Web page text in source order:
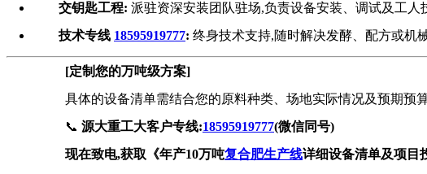
交钥匙工程: 派驻资深安装团队驻场,负责设备安装、调试及工人
技术专线 18595919777: 终身技术支持,随时解决发酵、配方或机
[定制您的万吨级方案]
具体的设备清单需结合您的原料种类、场地实际情况及预期预
📞 源大重工大客户专线:18595919777(微信同号)
现在致电,获取《年产10万吨复合肥生产线详细设备清单及项目